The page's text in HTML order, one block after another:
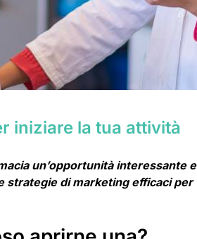
iniziare la tua attività
un’opportunità interessante e
strategie di marketing efficaci per